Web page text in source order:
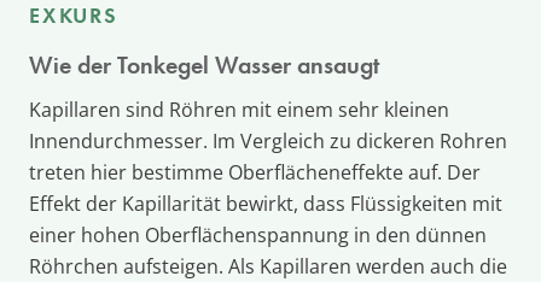
EXKURS
Wie der Tonkegel Wasser ansaugt
Kapillaren sind Röhren mit einem sehr kleinen
Innendurchmesser. Im Vergleich zu dickeren Rohren
treten hier bestimme Oberflächeneffekte auf. Der
Effekt der Kapillarität bewirkt, dass Flüssigkeiten mit
einer hohen Oberflächenspannung in den dünnen
Röhrchen aufsteigen. Als Kapillaren werden auch die